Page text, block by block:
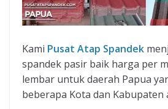
Kami Pusat Atap Spandek
spandek pasir baik harga per
lembar untuk daerah Papua
beberapa Kota dan Kabupaten